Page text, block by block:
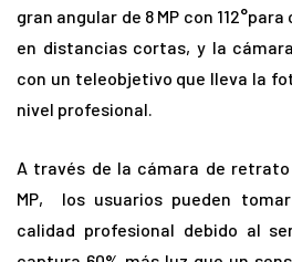
gran angular de 8 MP con
en distancias cortas, y la
con un teleobjetivo que lleva la
nivel profesional.
A través de la cámara de
MP, los usuarios pueden
calidad profesional debido al